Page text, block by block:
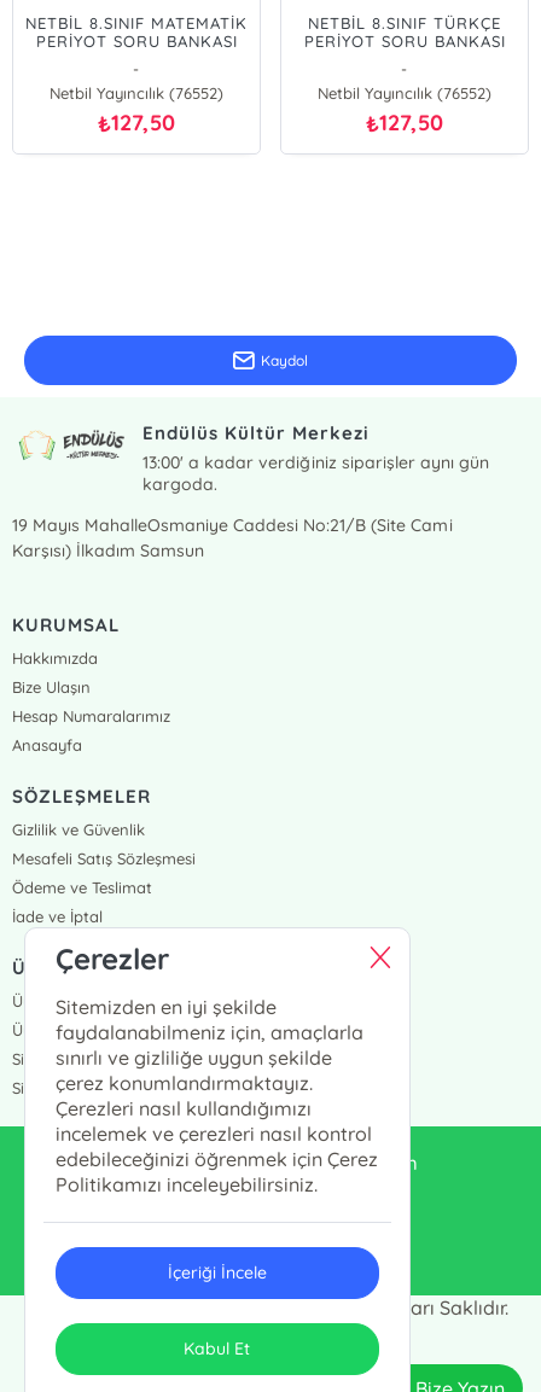
NETBİL 8.SINIF MATEMATİK
PERİYOT SORU BANKASI
-
Netbil Yayıncılık (76552)
₺127,50
NETBİL 8.SINIF TÜRKÇE
PERİYOT SORU BANKASI
-
Netbil Yayıncılık (76552)
₺127,50
Kaydol
Endülüs Kültür Merkezi
13:00' a kadar verdiğiniz siparişler aynı gün
kargoda.
19 Mayıs MahalleOsmaniye Caddesi No:21/B (Site Cami
Karşısı) İlkadım Samsun
KURUMSAL
Hakkımızda
Bize Ulaşın
Hesap Numaralarımız
Anasayfa
SÖZLEŞMELER
Gizlilik ve Güvenlik
Mesafeli Satış Sözleşmesi
Ödeme ve Teslimat
İade ve İptal
ÜYELİK VE SİPARİŞ
Üye Girişi
Üye Ol
Sipariş Takip
Siparişlerim
enduluskitabevi@gmail.com
Endülüs Kültür Merkezi © 2024 - Tüm Hakları Saklıdır.
Tasarım & Uygulama
Çerezler
Sitemizden en iyi şekilde
faydalanabilmeniz için, amaçlarla
sınırlı ve gizliliğe uygun şekilde
çerez konumlandırmaktayız.
Çerezleri nasıl kullandığımızı
incelemek ve çerezleri nasıl kontrol
edebileceğinizi öğrenmek için Çerez
Politikamızı inceleyebilirsiniz.
İçeriği İncele
Kabul Et